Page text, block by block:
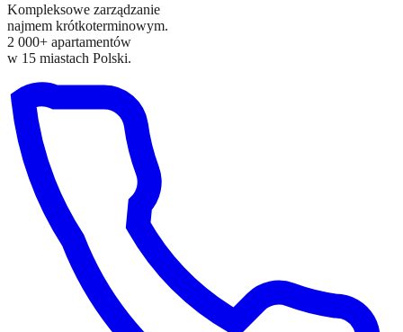
Kompleksowe zarządzanie
najmem krótkoterminowym.
2 000+ apartamentów
w 15 miastach Polski.